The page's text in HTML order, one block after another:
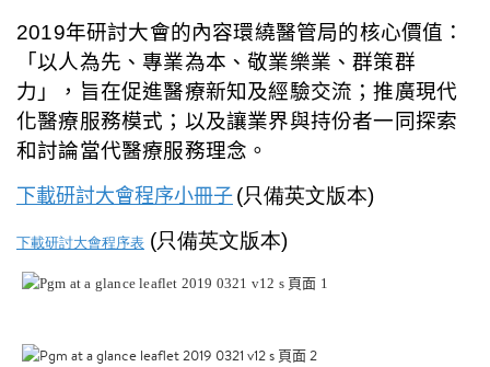
2019年研討大會的內容環繞醫管局的核心價值：
「以人為先、專業為本、敬業樂業、群策群
力」，旨在促進醫療新知及經驗交流；推廣現代
化醫療服務模式；以及讓業界與持份者一同探索
和討論當代醫療服務理念。
下載研討大會程序小冊子(只備英文版本)
下載研討大會程序表 (只備英文版本)